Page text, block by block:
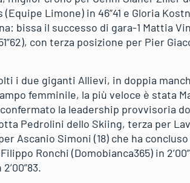
Limone) in 46”41 e Gloria
bissa il successo di gara-1 Mattia
con terza posizione per Pier
i due giganti Allievi, in doppia
femminile, la più veloce è stata
confermato la leadership provvisoria
Pedrolini dello Skiing, terza per
Ascanio Simoni (18) che ha
Ronchi (Domobianca365) in